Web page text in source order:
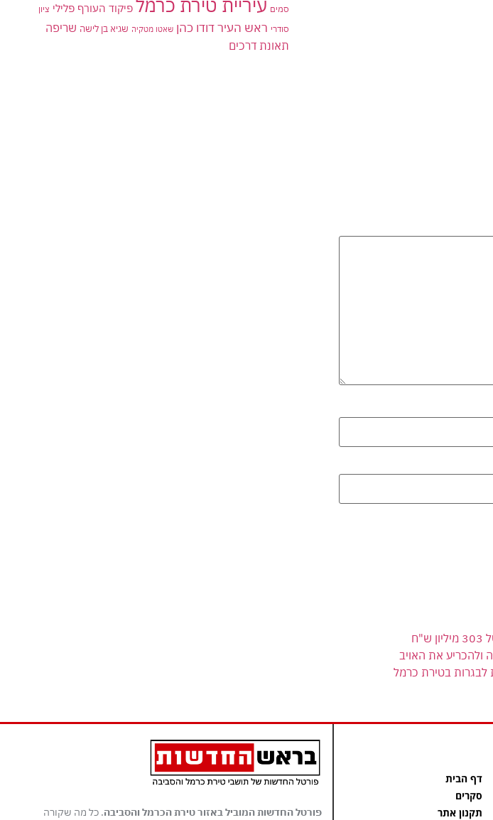
ולהכריע את האויב
סמים עיריית טירת כרמל פיקוד העורף פלילי ציון
סודרי ראש העיר דודו כהן שאטו מטקיה שגיא בן לישה שריפה
תאונת דרכים
דף הבית
סקרים
תקנון אתר
פורטל החדשות המוביל באזור טירת הכרמל והסביבה. כל מה שקורה